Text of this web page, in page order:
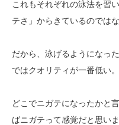
これもそれぞれの泳法を習
テさ」からきているのでは
だから、泳げるようになっ
ではクオリティが一番低い。
どこでニガテになったかと
ばニガテって感覚だと思いま